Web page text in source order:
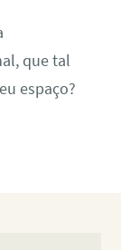
que tal
espaço?